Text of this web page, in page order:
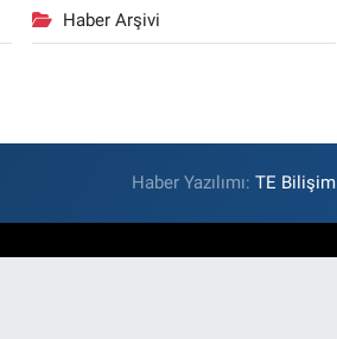
Haber Arşivi
Haber Yazılımı:TE Bilişim